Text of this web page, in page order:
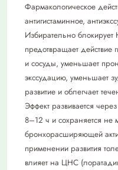
Фармакологическое
антигистаминное,
Избирательно блокирует
предотвращает действие
и сосуды, уменьшает
экссудацию, уменьшает
развитие и облегчает
Эффект развивается
8–12 ч и сохраняется
бронхорасширяющей
применении развития
влияет на ЦНС